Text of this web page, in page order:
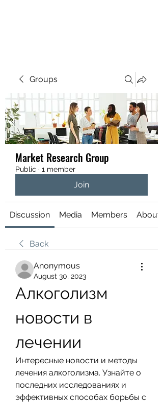
Groups
Market Research Group
Public · 1 member
Join
Discussion Media Members About
Back
Anonymous
August 30, 2023
Алкоголизм
новости в
лечении
Интересные новости и методы
лечения алкоголизма. Узнайте о
последних исследованиях и
эффективных способах борьбы с